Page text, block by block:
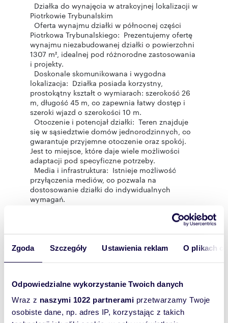
Zgoda Szczegóły Ustawienia reklam O plikach
Odpowiedzialne wykorzystanie Twoich danych
Wraz z naszymi 1022 partnerami przetwarzamy Twoje
osobiste dane, np. adres IP, korzystając z takich
Działka do wynajęcia w atrakcyjnej lokalizacji w
Piotrkowie Trybunalskim
Oferta wynajmu działki w północnej części
Piotrkowa Trybunalskiego: Prezentujemy ofertę
wynajmu niezabudowanej działki o powierzchni
1307 m², idealnej pod różnorodne zastosowania
i projekty.
Doskonale skomunikowana i wygodna
lokalizacja: Działka posiada korzystny,
prostokątny kształt o wymiarach: szerokość 26
m, długość 45 m, co zapewnia łatwy dostęp i
szeroki wjazd o szerokości 10 m.
Otoczenie i potencjał działki: Teren znajduje
się w sąsiedztwie domów jednorodzinnych, co
gwarantuje przyjemne otoczenie oraz spokój.
Jest to miejsce, które daje wiele możliwości
adaptacji pod specyficzne potrzeby.
Media i infrastruktura: Istnieje możliwość
przyłączenia mediów, co pozwala na
dostosowanie działki do indywidualnych
wymagań.
miesięcznie brutto, co stanowi konkurencyjną
ofertę na rynku.
Serdecznie zapraszamy do osobistego
::DODATKOWE INFORMACJE
Wymiary działki [m]: 1307
Ukształtowanie działki: płaska
Kształt działki: prostokat